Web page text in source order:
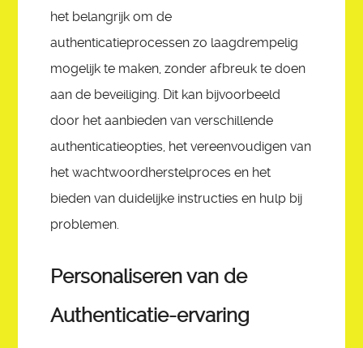
het belangrijk om de
authenticatieprocessen zo laagdrempelig
mogelijk te maken, zonder afbreuk te doen
aan de beveiliging. Dit kan bijvoorbeeld
door het aanbieden van verschillende
authenticatieopties, het vereenvoudigen van
het wachtwoordherstelproces en het
bieden van duidelijke instructies en hulp bij
problemen.
Personaliseren van de
Authenticatie-ervaring